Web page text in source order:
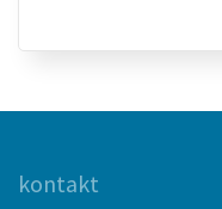
kontakt